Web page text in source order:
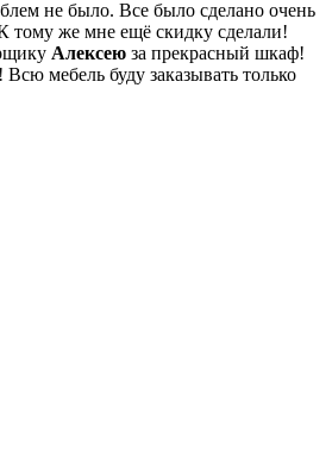
не было. Все было сделано очень
тому же мне ещё скидку сделали!
Алексею за прекрасный шкаф!
Всю мебель буду заказывать только